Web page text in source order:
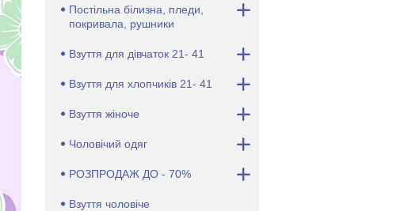
Постільна білизна, пледи,
покривала, рушники
Взуття для дівчаток 21- 41
Взуття для хлопчиків 21- 41
Взуття жіноче
Чоловічий одяг
РОЗПРОДАЖ ДО - 70%
Взуття чоловіче